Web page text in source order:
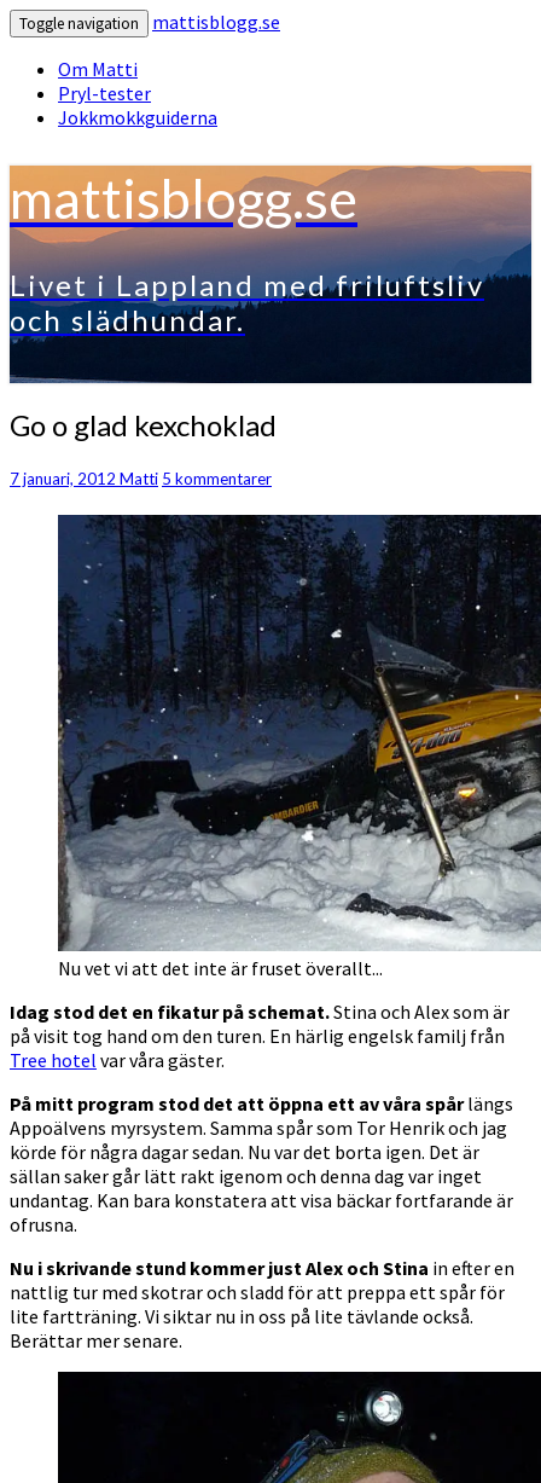
Toggle navigation
mattisblogg.se
Om Matti
Pryl-tester
Jokkmokkguiderna
mattisblogg.se
Livet i Lappland med friluftsliv
och slädhundar.
Go
o
kexchoklad
Go o glad kexchoklad
7 januari, 2012 Matti Kommentarer
5 kommentarer
Nu vet vi att det inte är fruset överallt...
Idag stod det en fikatur på schemat.Stina och Alex som är
på visit tog hand om den turen. En härlig engelsk familj från
Tree hotel var våra gäster.
På mitt program stod det att öppna ett av våra spårlängs
Appoälvens myrsystem. Samma spår som Tor Henrik och jag
körde för några dagar sedan. Nu var det borta igen. Det är
sällan saker går lätt rakt igenom och denna dag var inget
undantag. Kan bara konstatera att visa bäckar fortfarande är
ofrusna.
Nu i skrivande stund kommer just Alex och Stina in efter en
nattlig tur med skotrar och sladd för att preppa ett spår för
lite fartträning. Vi siktar nu in oss på lite tävlande också.
Berättar mer senare.